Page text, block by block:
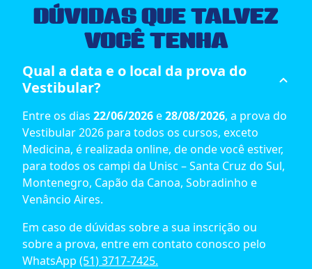
DÚVIDASQUE TALVEZ
VOCÊ TENHA
Qual a data e o local da prova do
Vestibular?
Entre os dias 22/06/2026e28/08/2026, a prova do
Vestibular 2026 para todos os cursos, exceto
Medicina, é realizada online, de onde você estiver,
para todos os campi da Unisc – Santa Cruz do Sul,
Montenegro, Capão da Canoa, Sobradinho e
Venâncio Aires.
Em caso de dúvidas sobre a sua inscrição ou
sobre a prova, entre em contato conosco pelo
WhatsApp (51) 3717-7425.